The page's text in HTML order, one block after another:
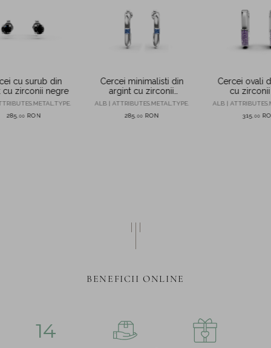
cu surub din
cu zirconii negre
285 00 RON
Cercei minimalisti din
argint cu zirconii
albastre
ALB | ATTRIBUTES.METAL.TYPE.
285 00 RON
Cercei ovali
cu
ALB |
315 ,00
BENEFICII ONLINE
14